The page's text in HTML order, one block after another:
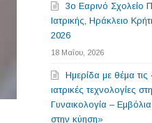
3o Εαρινό Σχολείο
Ιατρικής, Ηράκλειο
2026
18 Μαΐου, 2026
Ημερίδα με θέμα
ιατρικές τεχνολογίες
Γυναικολογία – Εμβόλια
στην κύηση»